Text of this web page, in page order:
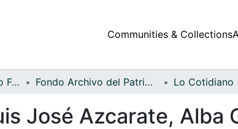
Communities & Collections
Archivo del Patrimonio Fotográfico y Fílmico del Valle del Cauca Fondo Archivo del Patrimonio Fotográfico y Fílmico del Valle del Cauca Lo Cotidiano
José Azcarate, Alba